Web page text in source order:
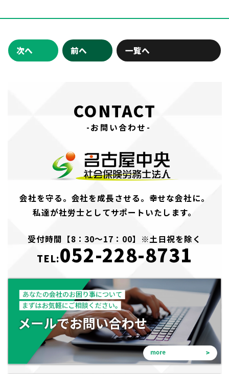
次へ 前へ 一覧へ
CONTACT
-お問い合わせ-
会社を守る。会社を成長させる。幸せな会社に。
私達が社労士としてサポートいたします。
受付時間【8：30～17：00】※土日祝を除く
TEL:052-228-8731